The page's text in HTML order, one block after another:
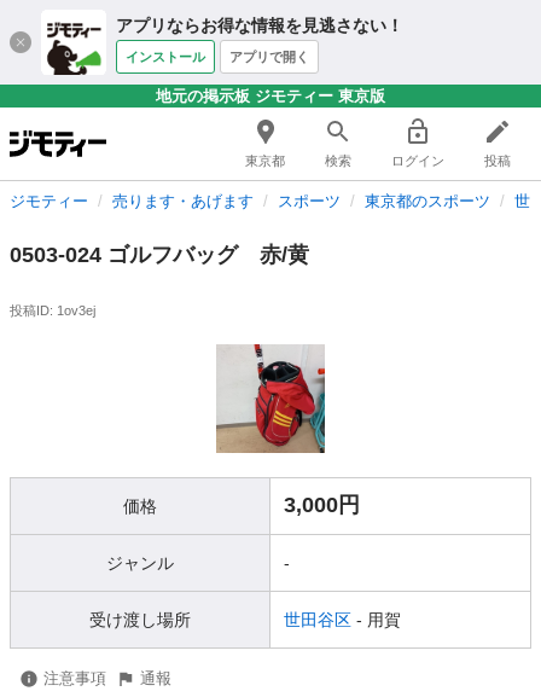
アプリならお得な情報を見逃さない！
インストール アプリで開く
地元の掲示板 ジモティー 東京版
東京都 検索 ログイン 投稿
ジモティー 売ります・あげます スポーツ 東京都のスポーツ 世
0503-024 ゴルフバッグ 赤/黄
投稿ID: 1ov3ej
価格 3,000円
ジャンル -
受け渡し場所 世田谷区 - 用賀
注意事項 通報